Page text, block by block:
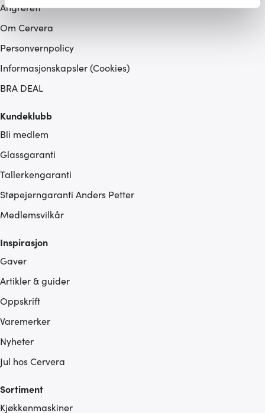
brukes. Du kan hele tiden endre eller trekke tilbake ditt
Vi bruker informasjonskapsler for å gi innhold og
annonser et personlig preg, for å levere sosiale
dessuten informasjon om hvordan du bruker nettstedet
annonsering og analysearbeid, som kan kombinere den
med annen informasjon du har gjort tilgjengelig for dem,
eller som de har samlet inn gjennom din bruk av
tjenestene deres.
Angrerett
Om Cervera
Personvernpolicy
Informasjonskapsler (Cookies)
BRA DEAL
Kundeklubb
Bli medlem
Glassgaranti
Tallerkengaranti
Støpejerngaranti Anders Petter
Medlemsvilkår
Inspirasjon
Gaver
Artikler & guider
Oppskrift
Varemerker
Nyheter
Jul hos Cervera
Sortiment
Kjøkkenmaskiner